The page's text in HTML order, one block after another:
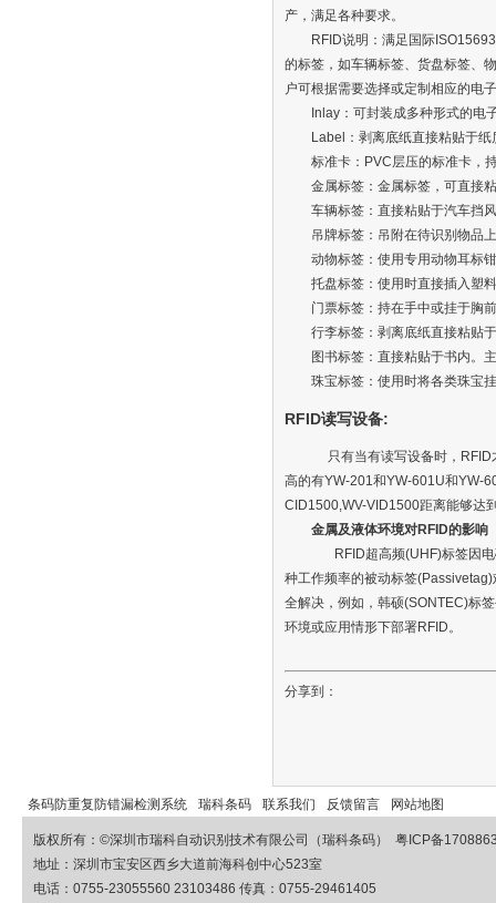
产，满足各种要求。
RFID说明：满足国际
的标签，如车辆标签、货盘标签、
户可根据需要选择或定制相应的电
Inlay：可封装成多种形式的电
Label：剥离底纸直接粘贴于纸
标准卡：PVC层压的标准卡，
金属标签：金属标签，可直接
车辆标签：直接粘贴于汽车挡
吊牌标签：吊附在待识别物品
动物标签：使用专用动物耳标
托盘标签：使用时直接插入塑
门票标签：持在手中或挂于胸
行李标签：剥离底纸直接粘贴
图书标签：直接粘贴于书内。
珠宝标签：使用时将各类珠宝
RFID读写设备:
只有当有读写设备时，RFID
高的有YW-201和YW-601U和YW-
CID1500,WV-VID1500距离能够达
金属及液体环境对RFID的影响
RFID超高频(UHF)标签因电
种工作频率的被动标签
全解决，例如，韩硕(SONTEC)标
环境或应用情形下部署RFID。
分享到：
条码防重复防错漏检测系统 瑞科条码 联系我们 反馈留言 网站地图
版权所有：©深圳市瑞科自动识别技术有限公司（瑞科条码）
粤ICP备
地址：深圳市宝安区西乡大道前海科创中心523室
电话：0755-23055560 23103486 传真：0755-29461405